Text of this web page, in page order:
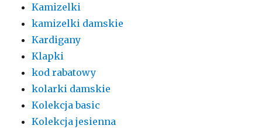
Kamizelki
kamizelki damskie
Kardigany
Klapki
kod rabatowy
kolarki damskie
Kolekcja basic
Kolekcja jesienna